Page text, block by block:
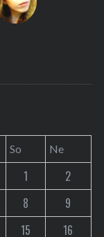
So Ne
1
2
8
9
15 16